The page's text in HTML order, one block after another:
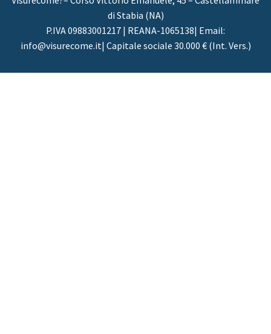
di Stabia (NA)
P.IVA 09883001217 | REANA-1065138| Email:
info@visurecome.it| Capitale sociale 30.000 € (Int. Vers.)